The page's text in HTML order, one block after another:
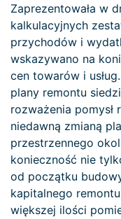
Zaprezentowała w
kalkulacyjnych
przychodów i
wskazywano na
cen towarów i
plany remontu
rozważenia
niedawną zmianą
przestrzennego
konieczność nie
od początku
kapitalnego
większej ilości